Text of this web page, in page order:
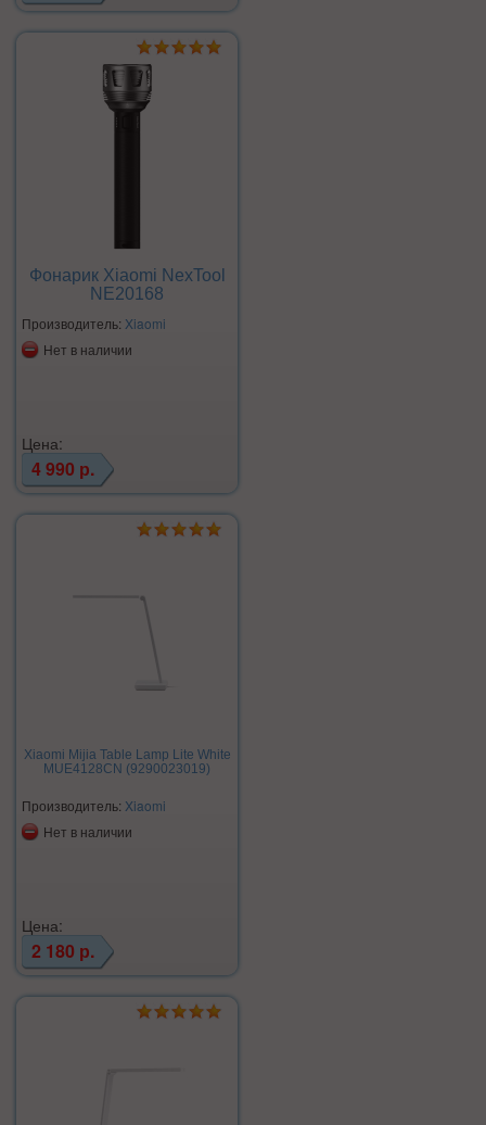
Фонарик Xiaomi NexTool
NE20168
Производитель: Xiaomi
Нет в наличии
Цена:
4 990 р.
Xiaomi Mijia Table Lamp Lite White
MUE4128CN (9290023019)
Производитель: Xiaomi
Нет в наличии
Цена:
2 180 р.